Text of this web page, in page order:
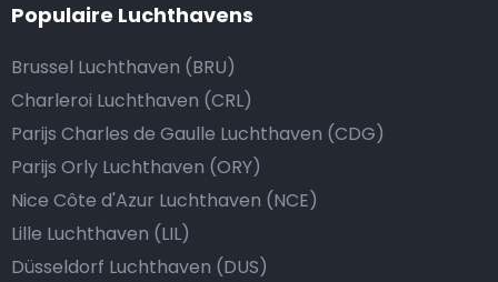
Populaire Luchthavens
Brussel Luchthaven (BRU)
Charleroi Luchthaven (CRL)
Parijs Charles de Gaulle Luchthaven (CDG)
Parijs Orly Luchthaven (ORY)
Nice Côte d'Azur Luchthaven (NCE)
Lille Luchthaven (LIL)
Düsseldorf Luchthaven (DUS)